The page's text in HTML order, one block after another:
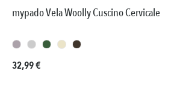
mypado Vela Woolly Cuscino Cervicale
Prezzo normale:
32,99 €